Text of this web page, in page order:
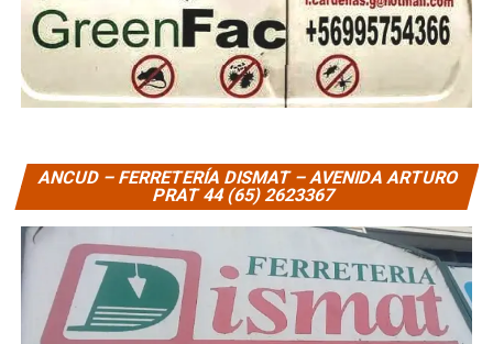
ANCUD – FERRETERÍA DISMAT – AVENIDA ARTURO
PRAT 44 (65) 2623367